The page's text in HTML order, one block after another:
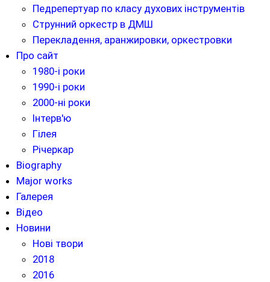
Педрепертуар по класу духових інструментів
Струнний оркестр в ДМШ
Перекладення, аранжировки, оркестровки
Про сайт
1980-і роки
1990-і роки
2000-ні роки
Інтерв'ю
Гілея
Річеркар
Biography
Major works
Галерея
Відео
Новини
Нові твори
2018
2016